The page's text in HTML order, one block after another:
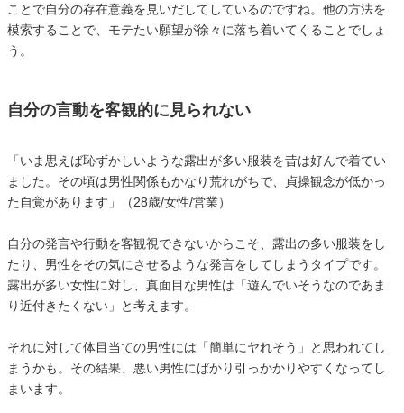
ことで自分の存在意義を見いだしてしているのですね。他の方法を
模索することで、モテたい願望が徐々に落ち着いてくることでしょ
う。
自分の言動を客観的に見られない
「いま思えば恥ずかしいような露出が多い服装を昔は好んで着てい
ました。その頃は男性関係もかなり荒れがちで、貞操観念が低かっ
た自覚があります」（28歳/女性/営業）
自分の発言や行動を客観視できないからこそ、露出の多い服装をし
たり、男性をその気にさせるような発言をしてしまうタイプです。
露出が多い女性に対し、真面目な男性は「遊んでいそうなのであま
り近付きたくない」と考えます。
それに対して体目当ての男性には「簡単にヤれそう」と思われてし
まうかも。その結果、悪い男性にばかり引っかかりやすくなってし
まいます。